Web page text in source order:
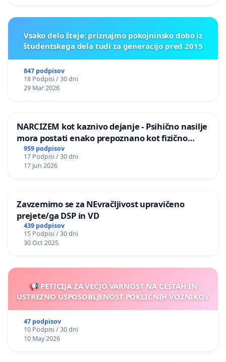
Vsako delo šteje: priznajmo pokojninsko dobo iz
študentskega dela tudi za generacijo pred 2015
847 podpisov
18 Podpisi / 30 dni
29 Mar 2026
NARCIZEM kot kaznivo dejanje - Psihično nasilje
mora postati enako prepoznano kot fizično
nasilje
959 podpisov
17 Podpisi / 30 dni
17 Jun 2026
Zavzemimo se za NEvračljivost upravičeno
prejete/ga DSP in VD
439 podpisov
15 Podpisi / 30 dni
30 Oct 2025
📢 PETICIJA ZA VEČJO VARNOST NA CESTAH IN
USTREZNO USPOSOBLJENOST POKLICNIH VOZNIKOV
47 podpisov
10 Podpisi / 30 dni
10 May 2026